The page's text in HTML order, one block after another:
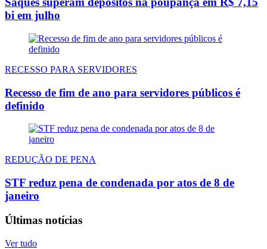
bi em julho
RECESSO PARA SERVIDORES
Recesso de fim de ano para servidores públicos é
definido
REDUÇÃO DE PENA
STF reduz pena de condenada por atos de 8 de
janeiro
Últimas notícias
Ver tudo